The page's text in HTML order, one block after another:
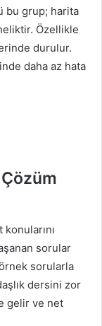
bu grup; harita
Özellikle
durulur.
daha az hata
sorular
sorularla
dersini zor
gelir ve net